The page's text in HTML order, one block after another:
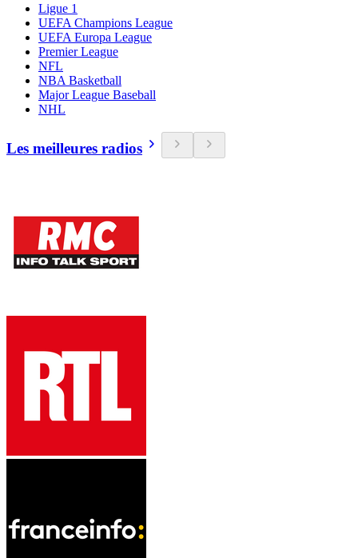
Ligue 1
UEFA Champions League
UEFA Europa League
Premier League
NFL
NBA Basketball
Major League Baseball
NHL
Les meilleures radios